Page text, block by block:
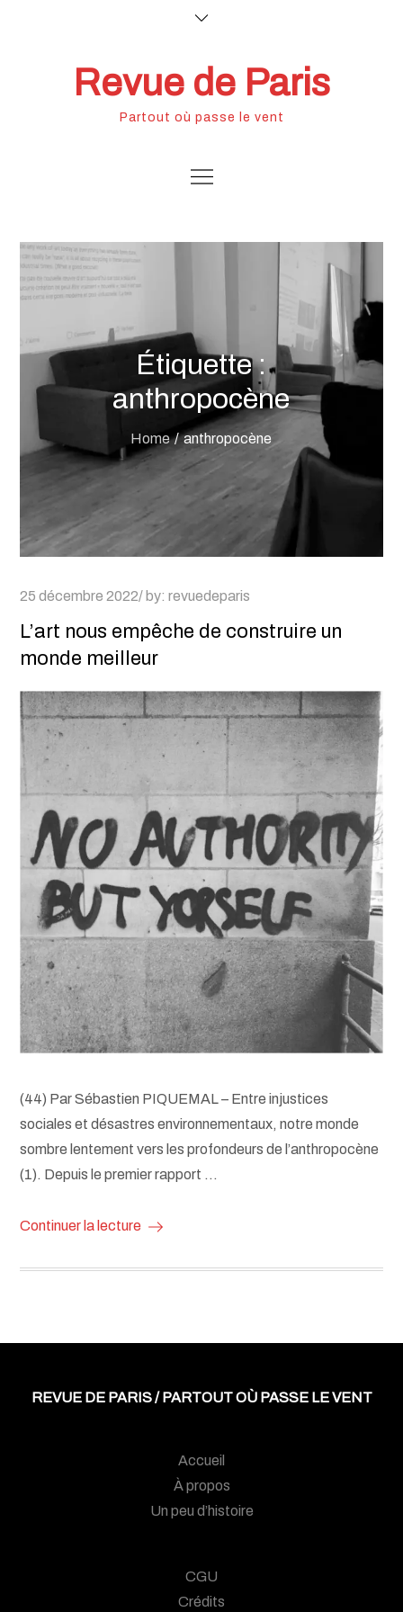
Revue de Paris
Partout où passe le vent
Étiquette :
anthropocène
Home anthropocène
Posted
25 décembre 2022 by:revuedeparis
L’art nous empêche de construire un
monde meilleur
(44) Par Sébastien PIQUEMAL – Entre injustices
sociales et désastres environnementaux, notre monde
sombre lentement vers les profondeurs de l’anthropocène
(1). Depuis le premier rapport …
Continuer la lecture
REVUE DE PARIS / PARTOUT OÙ PASSE LE VENT
Accueil
À propos
Un peu d’histoire
CGU
Crédits